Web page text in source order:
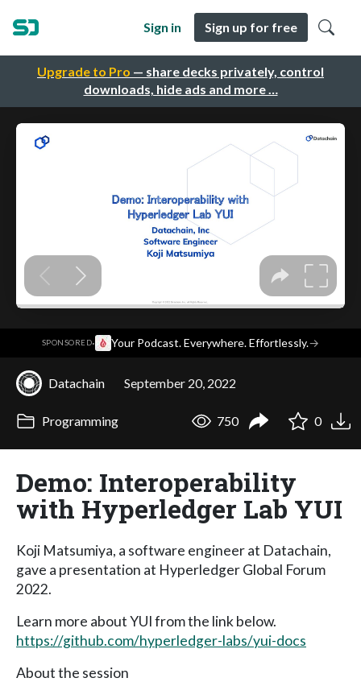
Upgrade to Pro — share decks privately, control
downloads, hide ads and more …
Sign in Sign up for free
SPONSORED· Your Podcast. Everywhere. Effortlessly.→
Datachain September 20, 2022
Programming 750 0
Demo: Interoperability
with Hyperledger Lab YUI
Koji Matsumiya, a software engineer at Datachain,
gave a presentation at Hyperledger Global Forum
2022.
Learn more about YUI from the link below.
https://github.com/hyperledger-labs/yui-docs
About the session